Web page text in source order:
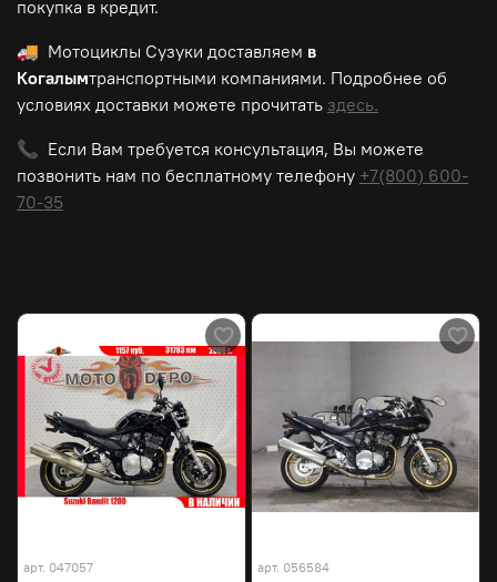
покупка в кредит.
🚚 Мотоциклы Сузуки доставляем в
Когалымтранспортными компаниями. Подробнее об
условиях доставки можете прочитать здесь.
📞 Если Вам требуется консультация, Вы можете
позвонить нам по бесплатному телефону +7(800) 600-
70-35
арт. 047057 арт. 056584